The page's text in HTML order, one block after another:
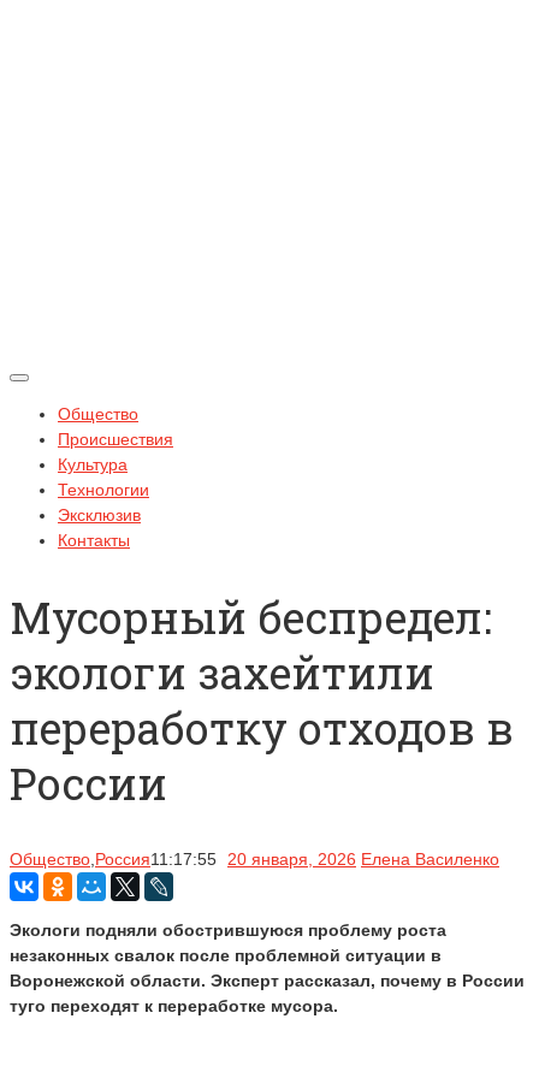
Общество
Происшествия
Культура
Технологии
Эксклюзив
Контакты
Мусорный беспредел:
экологи захейтили
переработку отходов в
России
Общество Россия11:17:55 20 января, 2026 Елена Василенко
Экологи подняли обострившуюся проблему роста
незаконных свалок после проблемной ситуации в
Воронежской области. Эксперт рассказал, почему в России
туго переходят к переработке мусора.